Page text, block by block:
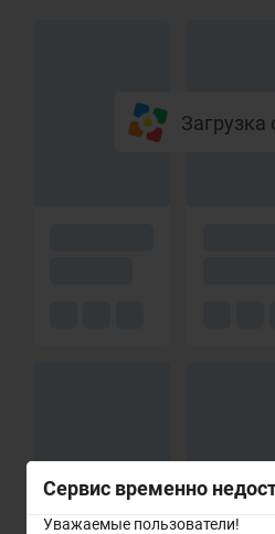
Сервис временно
Уважаемые пользователи!
Загрузка